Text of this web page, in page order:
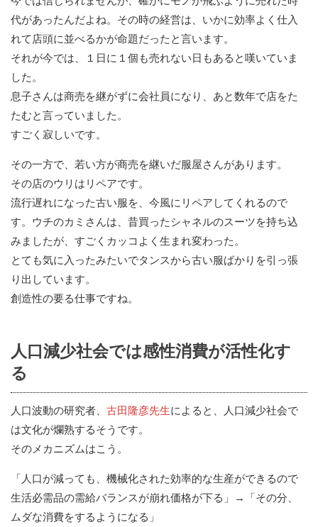
代があったんだよね。その時の経営は、いかに効率よく仕入
れて店頭に並べるかが命題だったと言います。
それが今では、１日に１個も売れない日もあると嘆いていま
した。
息子さんは商売を継がずに会社員になり、あと数年で店をた
たむと言っていました。
すごく寂しいです。
その一方で、若い方が商売を継いだ服屋さんがあります。
その店のウリはリペアです。
流行遅れになった古い服を、今風にリペアしてくれるので
す。ウチのカミさんは、昔買ったシャネルのスーツを持ち込
みましたが、すごくカッコよく生まれ変わった。
とても気に入ったみたいでタンスから古い服ばかりを引っ張
り出しています。
創造性の要る仕事ですね。
人口減少社会では感性消費が活性化す
る
人口波動の研究者、 古田隆彦先生によると、人口減少社会で
は文化が爛熟するそうです。
そのメカニズムはこう。
「人口が減っても、機械化された効率的な生産ができるので
生活必需品の需給バランスが崩れ価格が下る」→「その分、
ムダな消費をするようになる」